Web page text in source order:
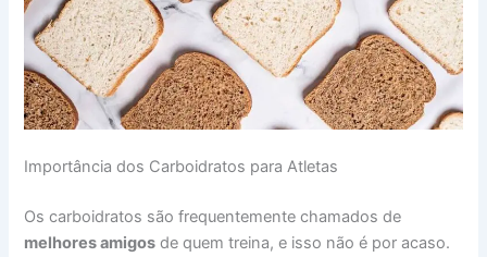
Importância dos Carboidratos para Atletas
Os carboidratos são frequentemente chamados de
melhores amigos de quem treina, e isso não é por acaso.